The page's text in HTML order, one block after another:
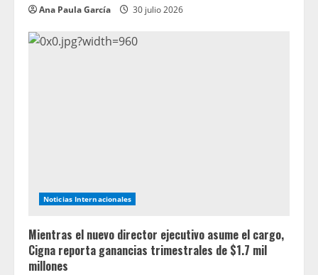
Ana Paula García 30 julio 2026
Noticias Internacionales
Mientras el nuevo director ejecutivo asume el cargo,
Cigna reporta ganancias trimestrales de $1.7 mil
millones